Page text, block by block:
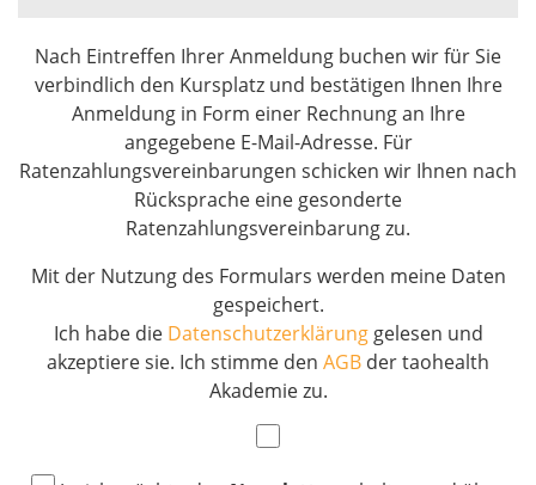
Nach Eintreffen Ihrer Anmeldung buchen wir für Sie
verbindlich den Kursplatz und bestätigen Ihnen Ihre
Anmeldung in Form einer Rechnung an Ihre
angegebene E-Mail-Adresse. Für
Ratenzahlungsvereinbarungen schicken wir Ihnen nach
Rücksprache eine gesonderte
Ratenzahlungsvereinbarung zu.
Mit der Nutzung des Formulars werden meine Daten
gespeichert.
Ich habe die Datenschutzerklärunggelesen und
akzeptiere sie. Ich stimme den AGB der taohealth
Akademie zu.